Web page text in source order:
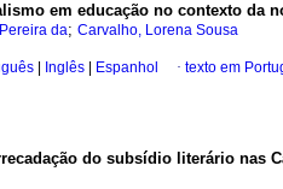
em educação no contexto da
da; Carvalho, Lorena Sousa
Inglês Espanhol · texto em
do subsídio literário nas